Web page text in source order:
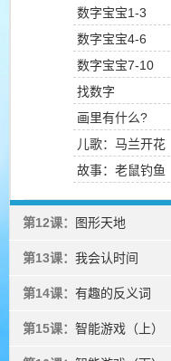
数字宝宝1-3
数字宝宝4-6
数字宝宝7-10
找数字
画里有什么?
儿歌：马兰开花
故事：老鼠钓鱼
第12课： 图形天地
第13课： 我会认时间
第14课： 有趣的反义词
第15课： 智能游戏（上）